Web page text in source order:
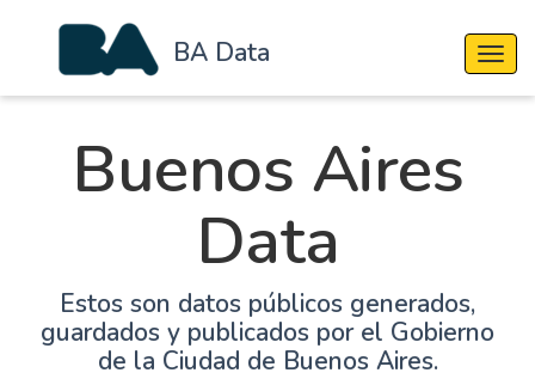
BA Data
Buenos Aires
Data
Estos son datos públicos generados,
guardados y publicados por el Gobierno
de la Ciudad de Buenos Aires.